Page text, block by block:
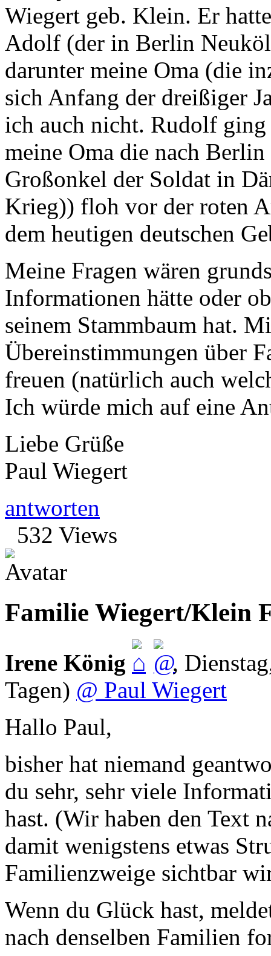
Wiegert geb. Klein. Er
Adolf (der in Berlin
darunter meine Oma (die
sich Anfang der dreißiger
ich auch nicht. Rudolf
meine Oma die nach
Großonkel der Soldat in
Krieg)) floh vor der roten
dem heutigen deutschen
Meine Fragen wären
Informationen hätte oder
seinem Stammbaum hat.
Übereinstimmungen über
freuen (natürlich auch
Ich würde mich auf eine
Liebe Grüße
Paul Wiegert
antworten
532 Views
Familie Wiegert/Klein
Irene König ,
Tagen) @ Paul Wiegert
Hallo Paul,
bisher hat niemand
du sehr, sehr viele
hast. (Wir haben den Text
damit wenigstens etwas
Familienzweige sichtbar
Wenn du Glück hast,
nach denselben Familien